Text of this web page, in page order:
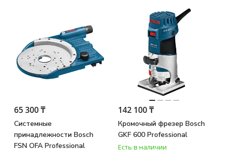
65 300 ₸
Системные
принадлежности Bosch
FSN OFA Professional
142 100 ₸
Кромочный фрезер Bosch
GKF 600 Professional
Есть в наличии